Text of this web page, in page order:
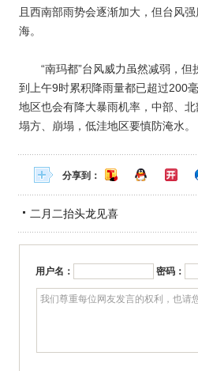
且西南部雨势会逐渐加大，但台风
海。
“南玛都”台风威力虽然减弱，但
到上午9时累积降雨量都已超过200
地区也会有降大暴雨机率，中部、
塌方、崩塌，低洼地区要慎防淹水。
分享到：
二月二抬头龙见喜
用户名： 密码：